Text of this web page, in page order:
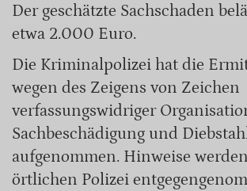
Der geschätzte Sachschaden
etwa 2.000 Euro.
Die Kriminalpolizei hat die
wegen des Zeigens von Zeichen
verfassungswidriger
Sachbeschädigung und
aufgenommen. Hinweise
örtlichen Polizei